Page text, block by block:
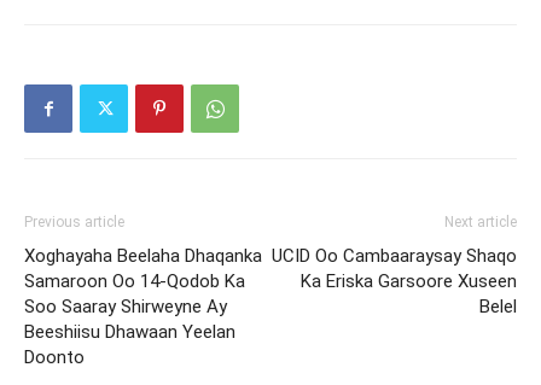
Previous article
Xoghayaha Beelaha Dhaqanka
Samaroon Oo 14-Qodob Ka
Soo Saaray Shirweyne Ay
Beeshiisu Dhawaan Yeelan
Doonto
Next article
UCID Oo Cambaaraysay Shaqo
Ka Eriska Garsoore Xuseen
Belel